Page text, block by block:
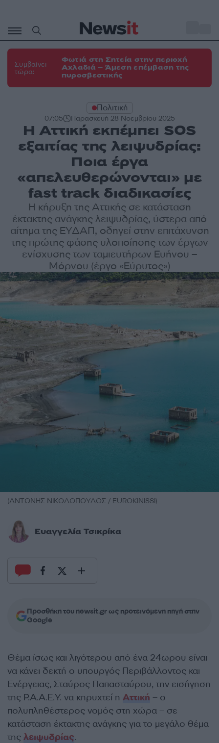
περιεχόμενο
Συμβαίνει
τώρα:
Φωτιά στη Σητεία στην περιοχή
Αχλαδιά – Άμεση επέμβαση της
πυροσβεστικής
Πολιτική
07:05 Παρασκευή 28 Νοεμβρίου 2025
Η Αττική εκπέμπει SOS
εξαιτίας της λειψυδρίας:
Ποια έργα
«απελευθερώνονται» με
fast track διαδικασίες
Η κήρυξη της Αττικής σε κατάσταση
έκτακτης ανάγκης λειψυδρίας, ύστερα από
αίτημα της ΕΥΔΑΠ, οδηγεί στην επιτάχυνση
της πρώτης φάσης υλοποίησης των έργων
ενίσχυσης των ταμιευτήρων Ευήνου –
Μόρνου (έργο «Εύρυτος»)
(ΑΝΤΩΝΗΣ ΝΙΚΟΛΟΠΟΥΛΟΣ / EUROKINISSI)
Ευαγγελία Τσικρίκα
Προσθήκη του newsit.gr ως προτεινόμενη πηγή στην
Google
Θέμα ίσως και λιγότερου από ένα 24ωρου είναι
να κάνει δεκτή ο υπουργός Περιβάλλοντος και
Ενέργειας, Σταύρος Παπασταύρου, την εισήγηση
της Ρ.Α.Α.Ε.Υ. να κηρυχτεί η Αττική – ο
πολυπληθέστερος νομός στη χώρα – σε
κατάσταση έκτακτης ανάγκης για το μεγάλο θέμα
της λειψυδρίας.